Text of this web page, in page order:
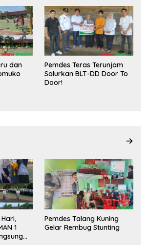
dan
Pemdes Teras Terunjam
Salurkan BLT-DD Door To
Door!
1
Pemdes Talang Kuning
Gelar Rembug Stunting